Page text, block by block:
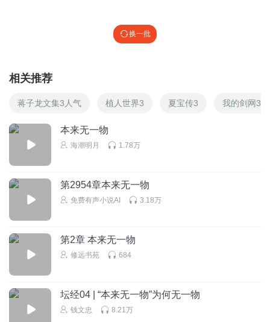
换一批
相关推荐
蒋子龙文集3人气 植人世界3 夏宝传3 我的剑网3
本来无一物
海潮明月 1.78万
第2954章本来无一物
免费有声小说AI 3.18万
第2章 本来无一物
修远书苑 684
坛经04 | “本来无一物”为何无一物
钱文忠 8.21万